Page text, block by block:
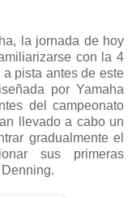
la jornada de hoy
con la 4
pista antes de este
por Yamaha
del campeonato
llevado a cabo un
gradualmente el
sus primeras